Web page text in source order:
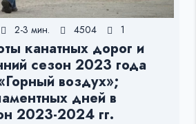
2-3 мин. 4504 1
канатных дорог и
сезон 2023 года
воздух»;
дней в
2023-2024 гг.